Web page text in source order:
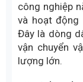
công nghiệp
và hoạt động
Đây là dòng
vận chuyển
lượng lớn.